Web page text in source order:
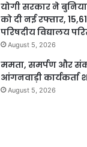
योगी सरकार ने
को दी नई रफ्तार,
परिषदीय विद्यालय
August 5, 2026
ममता, समर्पण और
आंगनवाड़ी कार्यकर्ता
August 5, 2026